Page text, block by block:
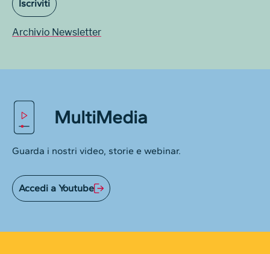
Iscriviti
Archivio Newsletter
MultiMedia
Guarda i nostri video, storie e webinar.
Accedi a Youtube